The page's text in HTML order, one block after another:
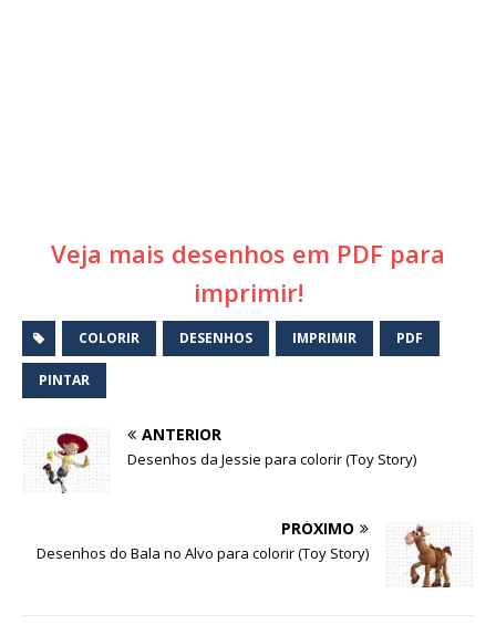
Veja mais desenhos em PDF para
imprimir!
COLORIR DESENHOS IMPRIMIR PDF
PINTAR
ANTERIOR
Desenhos da Jessie para colorir (Toy Story)
PRÓXIMO
Desenhos do Bala no Alvo para colorir (Toy Story)